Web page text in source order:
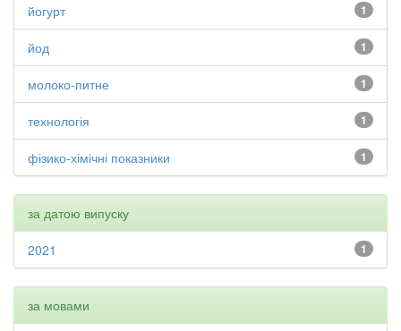
1
йогурт
1
йод
1
молоко-питне
1
технологія
1
фізико-хімічні показники
за датою випуску
1
2021
за мовами